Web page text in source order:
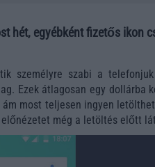
hét, egyébként fizetős ikon
személyre szabi a
Ezek átlagosan egy dollárba
ám most teljesen ingyen
még a letöltés előtt